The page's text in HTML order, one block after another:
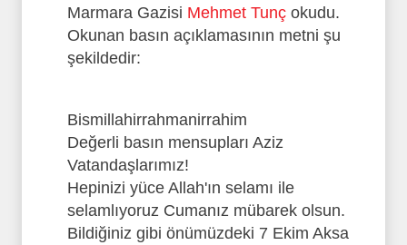
Marmara Gazisi Mehmet Tunç okudu.
Okunan basın açıklamasının metni şu
şekildedir:
Bismillahirrahmanirrahim
Değerli basın mensupları Aziz
Vatandaşlarımız!
Hepinizi yüce Allah'ın selamı ile
selamlıyoruz Cumanız mübarek olsun.
Bildiğiniz gibi önümüzdeki 7 Ekim Aksa